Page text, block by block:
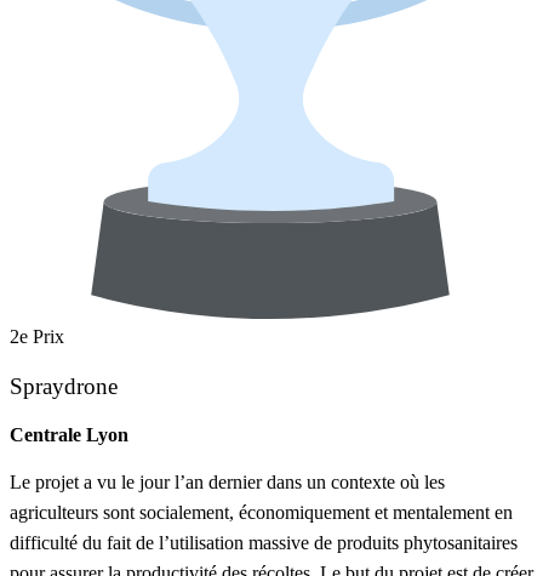
2e Prix
Spraydrone
Centrale Lyon
Le projet a vu le jour l’an dernier dans un contexte où les
agriculteurs sont socialement, économiquement et mentalement en
difficulté du fait de l’utilisation massive de produits phytosanitaires